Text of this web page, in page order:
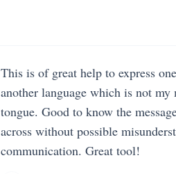
This is of great help to express
another language which is not my
tongue. Good to know the
across without possible
communication. Great tool!